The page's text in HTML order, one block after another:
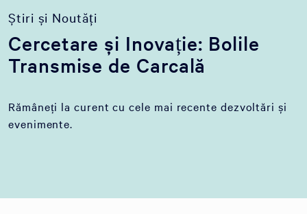
Știri și Noutăți
Cercetare și Inovație: Bolile
Transmise de Carcală
Rămâneți la curent cu cele mai recente dezvoltări și
evenimente.